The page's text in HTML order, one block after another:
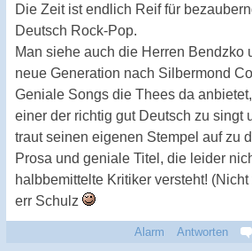
Die Zeit ist endlich Reif für
Deutsch Rock-Pop.
Man siehe auch die Herren Bendzko
neue Generation nach Silbermond
Geniale Songs die Thees da
einer der richtig gut Deutsch zu singt
traut seinen eigenen Stempel auf zu
Prosa und geniale Titel, die leider
halbbemittelte Kritiker versteht! (Nicht
err Schulz
Alarm Antworten